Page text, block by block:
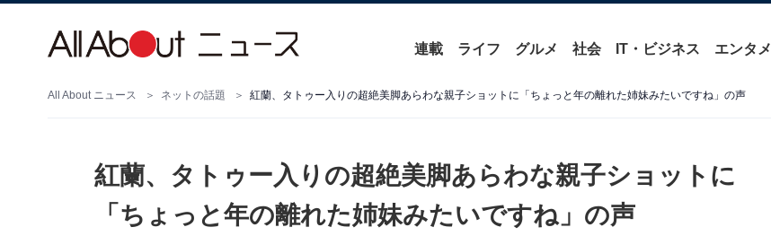
連載 ライフ グルメ 社会 IT・ビジネス エンタメ
All About ニュース ネットの話題 紅蘭、タトゥー入りの超絶美脚あらわな親子ショットに「ちょっと年の離れた姉妹みたいですね」の声
紅蘭、タトゥー入りの超絶美脚あらわな親子ショットに
「ちょっと年の離れた姉妹みたいですね」の声